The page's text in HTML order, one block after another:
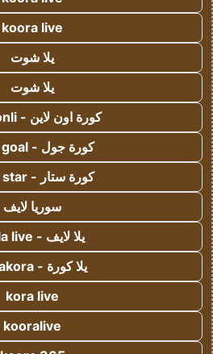
koora live
يلا شوت
يلا شوت
كورة اون لاين - kora onli
كورة جول - kora goal
كورة ستار - kora star
سوريا لايف
يلا لايف - yalla live
يلا كورة - yallakora
kora live
kooralive